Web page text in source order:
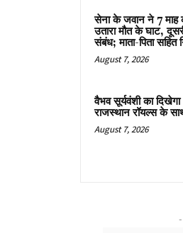
सेना के जवान ने 7 माह
उतारा मौत के घाट,
संबंध; माता-पिता सहित
August 7, 2026
वैभव सूर्यवंशी का
राजस्थान रॉयल्स के
August 7, 2026
-